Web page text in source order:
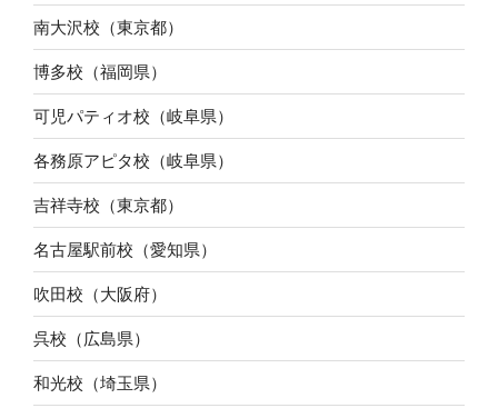
南大沢校（東京都）
博多校（福岡県）
可児パティオ校（岐阜県）
各務原アピタ校（岐阜県）
吉祥寺校（東京都）
名古屋駅前校（愛知県）
吹田校（大阪府）
呉校（広島県）
和光校（埼玉県）